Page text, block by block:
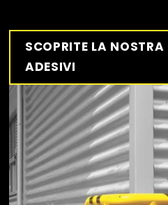
SCOPRITE LA
ADESIVI